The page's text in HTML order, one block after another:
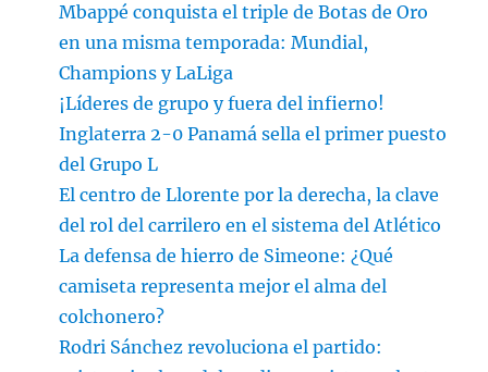
Mbappé conquista el triple de Botas de Oro
en una misma temporada: Mundial,
Champions y LaLiga
¡Líderes de grupo y fuera del infierno!
Inglaterra 2-0 Panamá sella el primer puesto
del Grupo L
El centro de Llorente por la derecha, la clave
del rol del carrilero en el sistema del Atlético
La defensa de hierro de Simeone: ¿Qué
camiseta representa mejor el alma del
colchonero?
Rodri Sánchez revoluciona el partido: